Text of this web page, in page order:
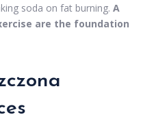
soda on fat burning. A
are the foundation